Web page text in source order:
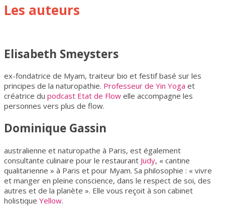
Les auteurs
Elisabeth Smeysters
ex-fondatrice de Myam, traiteur bio et festif basé sur les
principes de la naturopathie. Professeur de Yin Yoga et
créatrice du podcast Etat de Flow elle accompagne les
personnes vers plus de flow.
Dominique Gassin
australienne et naturopathe à Paris, est également
consultante culinaire pour le restaurant Judy, « cantine
qualitarienne » à Paris et pour Myam. Sa philosophie : « vivre
et manger en pleine conscience, dans le respect de soi, des
autres et de la planète ». Elle vous reçoit à son cabinet
holistique Yellow.